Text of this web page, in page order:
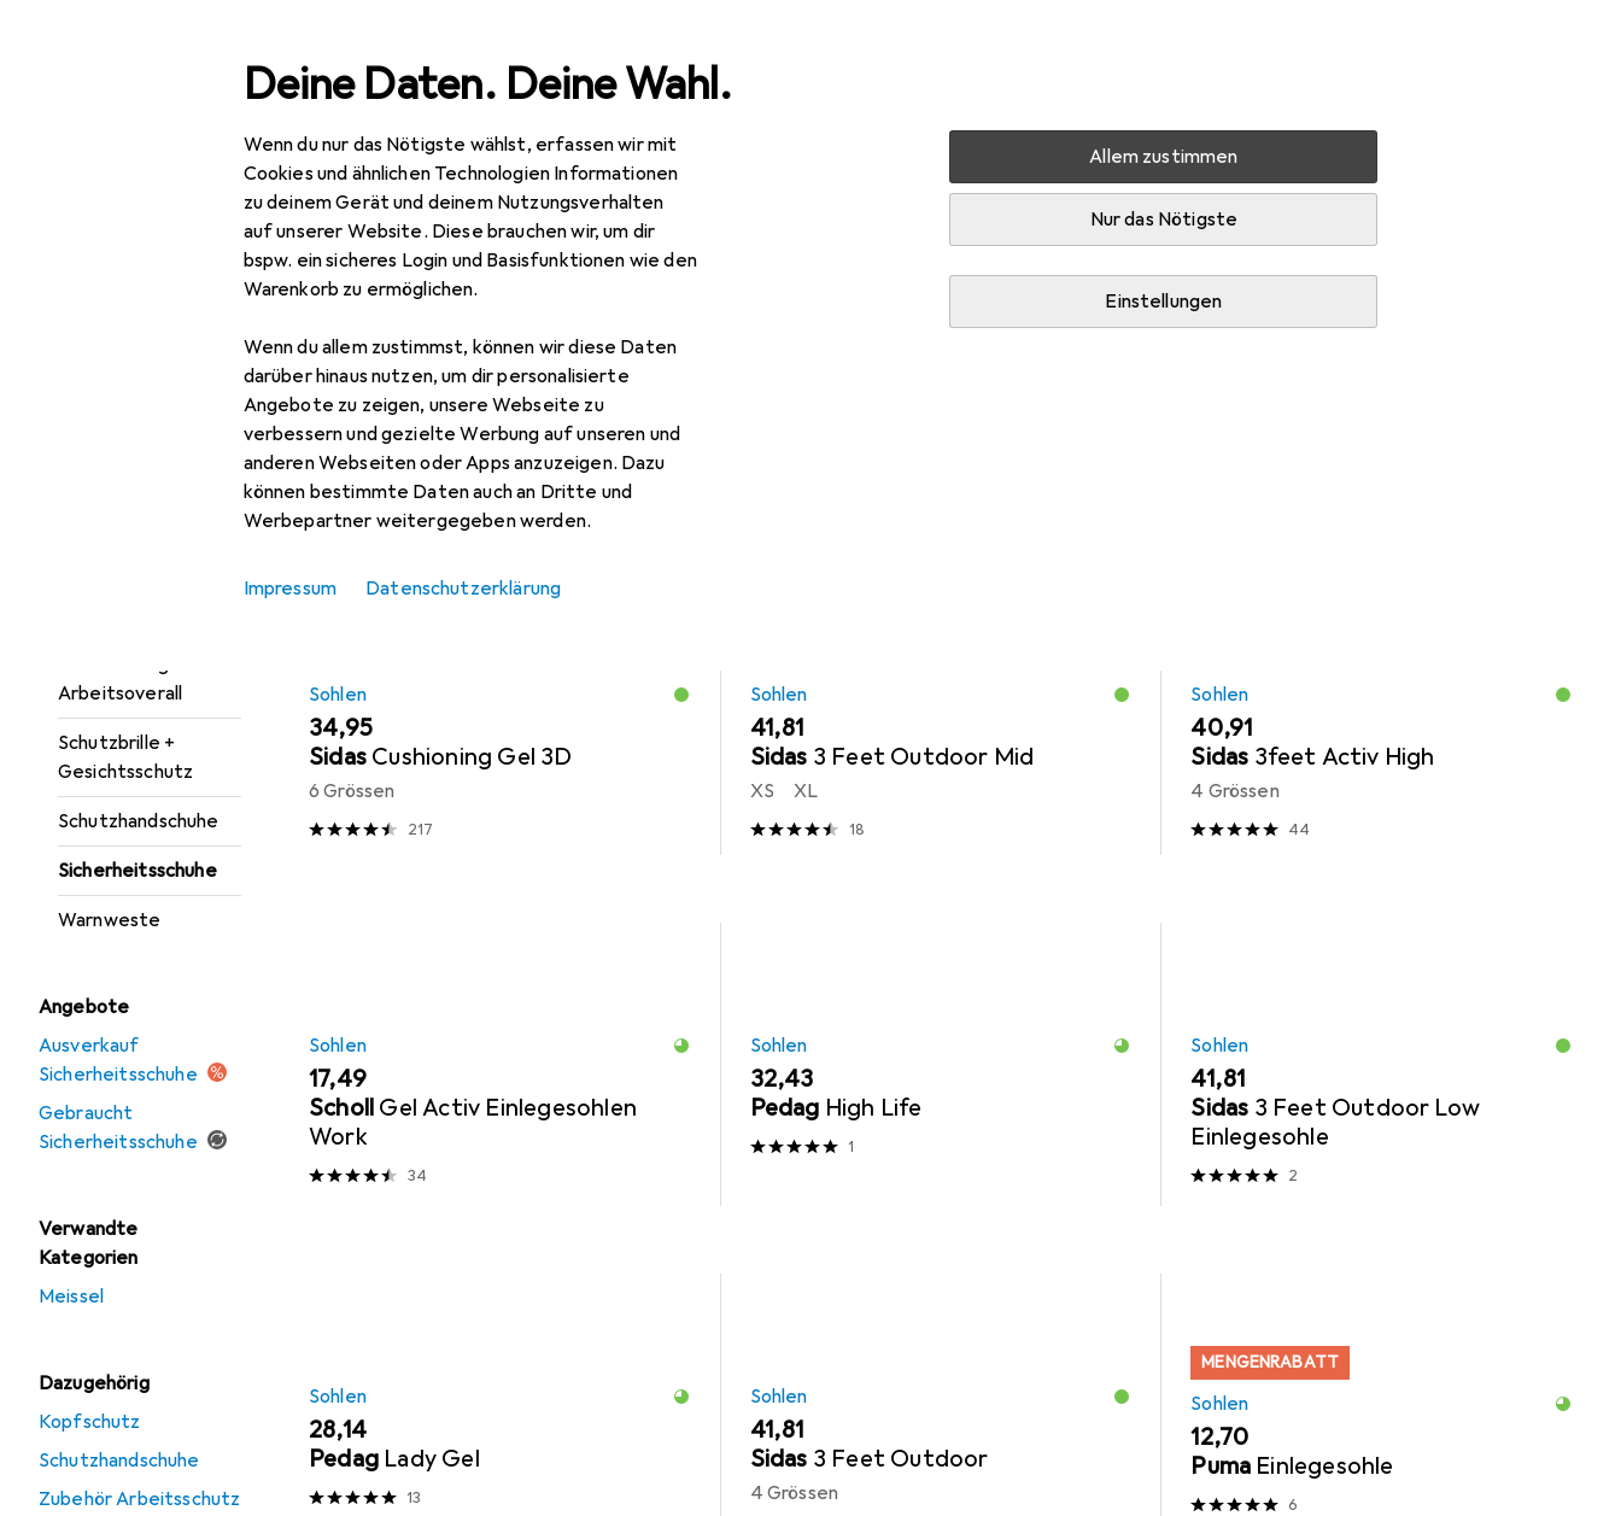
Deine Daten. Deine Wahl.
Wenn du nur das Nötigste wählst, erfassen wir mit
Cookies und ähnlichen Technologien Informationen
zu deinem Gerät und deinem Nutzungsverhalten
auf unserer Website. Diese brauchen wir, um dir
bspw. ein sicheres Login und Basisfunktionen wie den
Warenkorb zu ermöglichen.
Wenn du allem zustimmst, können wir diese Daten
darüber hinaus nutzen, um dir personalisierte
Angebote zu zeigen, unsere Webseite zu
verbessern und gezielte Werbung auf unseren und
anderen Webseiten oder Apps anzuzeigen. Dazu
können bestimmte Daten auch an Dritte und
Werbepartner weitergegeben werden.
Allem zustimmen
Nur das Nötigste
Einstellungen
Impressum Datenschutzerklärung
Navigation nach Kategorien
Schutzanzug +
Arbeitsoverall
Schutzbrille +
Gesichtsschutz
Schutzhandschuhe
Sicherheitsschuhe
Warnweste
Angebote
Ausverkauf
Sicherheitsschuhe
Gebraucht
Sicherheitsschuhe
Verwandte
Kategorien
Meissel
Dazugehörig
Kopfschutz
Schutzhandschuhe
Zubehör Arbeitsschutz
Gesamtsortiment Baumarkt + Garten Sicherheit Sicherheitsschuhe
EUR
67,30
Abeba ESD-Schuh
Zubehör für Abeba ESD-Schuh
Hier findest du passendes Zubehör zum Produkt Abeba ESD-Schuh aus der Kategorie Sohlen.
Sortieren nach:Relevanz
Sohlen
EUR
34,95
Sidas Cushioning Gel 3D
6 Grössen
217
Sohlen
EUR
41,81
Sidas 3 Feet Outdoor Mid
XS XL
18
Sohlen
EUR
40,91
Sidas 3feet Activ High
4 Grössen
44
Sohlen
EUR
17,49
Scholl Gel Activ Einlegesohlen
Work
34
Sohlen
EUR
32,43
Pedag High Life
1
Sohlen
EUR
41,81
Sidas 3 Feet Outdoor Low
Einlegesohle
2
Sohlen
EUR
28,14
Pedag Lady Gel
13
Sohlen
EUR
41,81
Sidas 3 Feet Outdoor
4 Grössen
MENGENRABATT
Sohlen
EUR
12,70
Puma Einlegesohle
6